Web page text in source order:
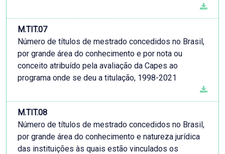
M.TIT.07
Número de títulos de mestrado concedidos no Brasil,
por grande área do conhecimento e por nota ou
conceito atribuído pela avaliação da Capes ao
programa onde se deu a titulação, 1998-2021
M.TIT.08
Número de títulos de mestrado concedidos no Brasil,
por grande área do conhecimento e natureza jurídica
das instituições às quais estão vinculados os